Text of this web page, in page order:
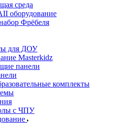
среда
оборудование
Фрёбеля
для ДОУ
Masterkidz
панели
комплекты
с ЧПУ